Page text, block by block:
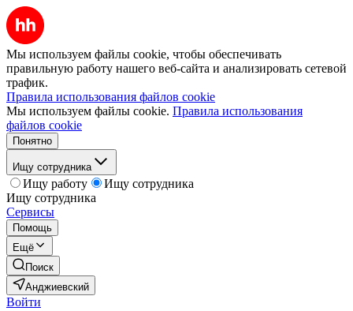
Мы используем файлы cookie, чтобы обеспечивать
правильную работу нашего веб-сайта и анализировать сетевой
трафик.
Правила использования файлов cookie
Мы используем файлы cookie. Правила использования
файлов cookie
Понятно
Ищу сотрудника
Ищу работу
Ищу сотрудника
Ищу сотрудника
Сервисы
Помощь
Ещё
Поиск
Анджиевский
Войти